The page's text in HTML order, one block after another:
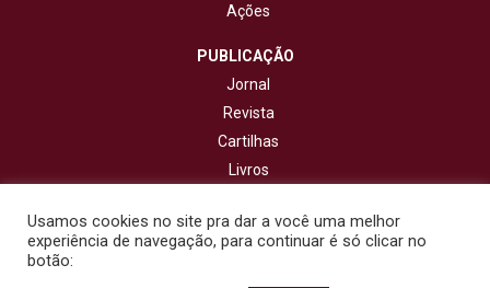
Ações
PUBLICAÇÃO
Jornal
Revista
Cartilhas
Livros
CONTATO
Usamos cookies no site pra dar a você uma melhor
experiência de navegação, para continuar é só clicar no
botão: